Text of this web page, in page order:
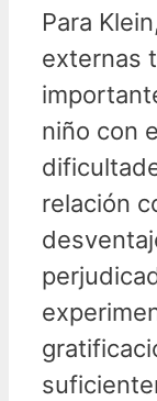
Para
externas
niño con
relación